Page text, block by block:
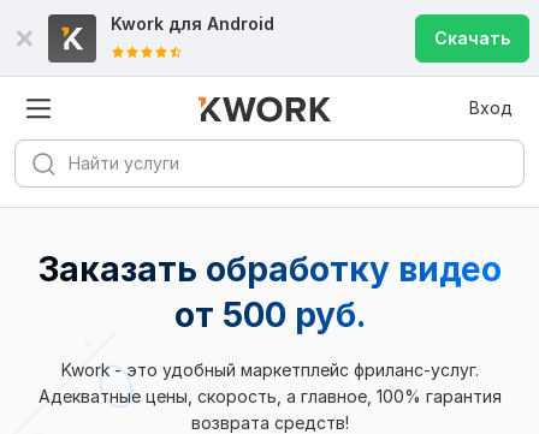
Kwork для Android
Скачать
Вход
Заказать обработку видео
от 500 руб.
Kwork - это удобный маркетплейс фриланс-услуг.
Адекватные цены, скорость, а главное, 100% гарантия
возврата средств!